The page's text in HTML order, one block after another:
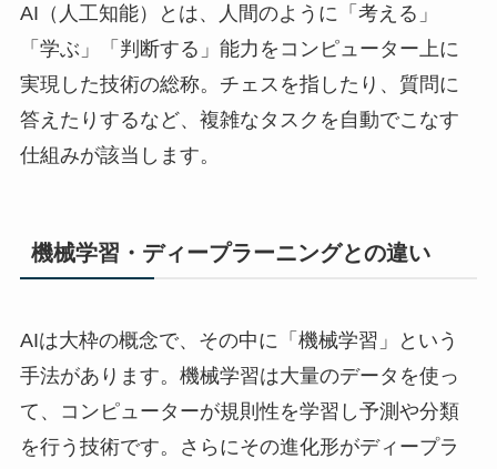
AI（人工知能）とは、人間のように「考える」
「学ぶ」「判断する」能力をコンピューター上に
実現した技術の総称。チェスを指したり、質問に
答えたりするなど、複雑なタスクを自動でこなす
仕組みが該当します。
機械学習・ディープラーニングとの違い
AIは大枠の概念で、その中に「機械学習」という
手法があります。機械学習は大量のデータを使っ
て、コンピューターが規則性を学習し予測や分類
を行う技術です。さらにその進化形がディープラ